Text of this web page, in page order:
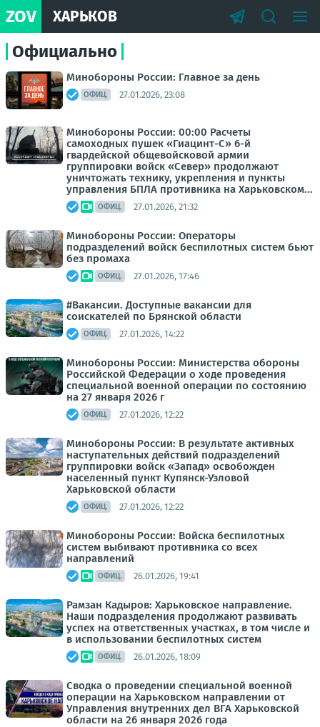
ZOV ХАРЬКОВ
Официально
Минобороны России: Главное за день
ОФИЦ. 27.01.2026, 23:08
Минобороны России: 00:00 Расчеты
самоходных пушек «Гиацинт-С» 6-й
гвардейской общевойсковой армии
группировки войск «Север» продолжают
уничтожать технику, укрепления и пункты
управления БПЛА противника на Харьковском...
ОФИЦ. 27.01.2026, 21:32
Минобороны России: Операторы
подразделений войск беспилотных систем бьют
без промаха
ОФИЦ. 27.01.2026, 17:46
#Вакансии. Доступные вакансии для
соискателей по Брянской области
ОФИЦ. 27.01.2026, 14:22
Минобороны России: Министерства обороны
Российской Федерации о ходе проведения
специальной военной операции по состоянию
на 27 января 2026 г
ОФИЦ. 27.01.2026, 12:22
Минобороны России: В результате активных
наступательных действий подразделений
группировки войск «Запад» освобожден
населенный пункт Купянск-Узловой
Харьковской области
ОФИЦ. 27.01.2026, 12:22
Минобороны России: Войска беспилотных
систем выбивают противника со всех
направлений
ОФИЦ. 26.01.2026, 19:41
Рамзан Кадыров: Харьковское направление.
Наши подразделения продолжают развивать
успех на ответственных участках, в том числе и
в использовании беспилотных систем
ОФИЦ. 26.01.2026, 18:09
Сводка о проведении специальной военной
операции на Харьковском направлении от
Управления внутренних дел ВГА Харьковской
области на 26 января 2026 года